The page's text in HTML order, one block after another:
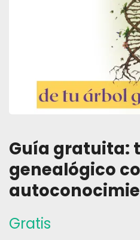
Guía gratuita:
genealógico
Gratis